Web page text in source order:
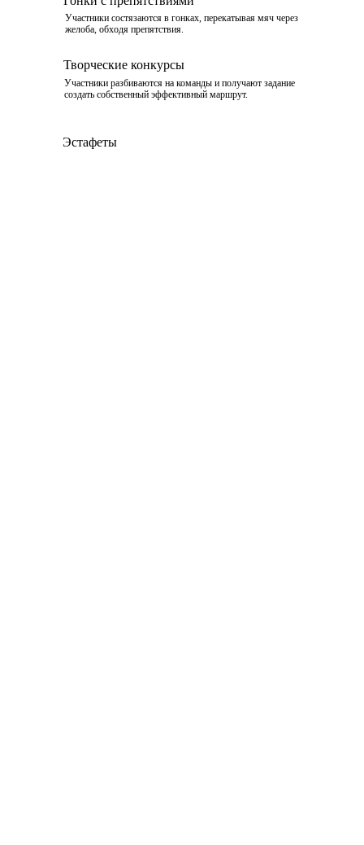
Творческие конкурсы
Эстафеты
Участники разбиваются на команды и получают задание
создать собственный эффективный маршрут.
Участники состязаются в гонках, перекатывая мяч через
желоба, обходя препятствия.